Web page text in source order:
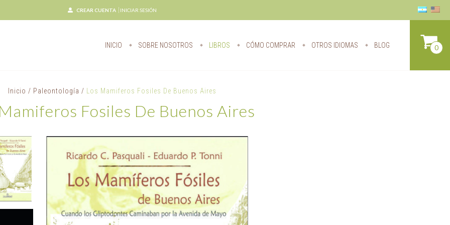
CREAR CUENTA INICIAR SESIÓN
INICIO SOBRE NOSOTROS LIBROS CÓMO COMPRAR OTROS IDIOMAS BLOG 0
Inicio / Paleontología / Los Mamiferos Fosiles De Buenos Aires
Fosiles De Buenos Aires